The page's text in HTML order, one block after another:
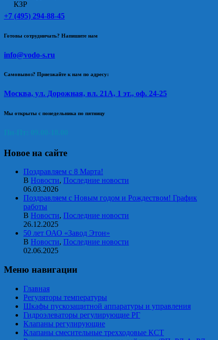
+7 (495) 294-88-45
Готовы сотрудничать? Напишите нам
info@vodo-s.ru
Самовывоз? Приезжайте к нам по адресу:
Москва, ул. Дорожная, вл. 21А, 1 эт., оф. 24-25
Мы открыты с понедельника по пятницу
Новое на сайте
Поздравляем с 8 Марта!
В Новости, Последние новости
06.03.2026
Поздравляем с Новым годом и Рождеством! График
работы
В Новости, Последние новости
26.12.2025
50 лет ОАО «Завод Этон»
В Новости, Последние новости
02.06.2025
Меню навигации
Главная
Регуляторы температуры
Шкафы пускозащитной аппаратуры и управления
Гидроэлеваторы регулирующие РГ
Клапаны регулирующие
Клапаны смесительные трехходовые КСТ